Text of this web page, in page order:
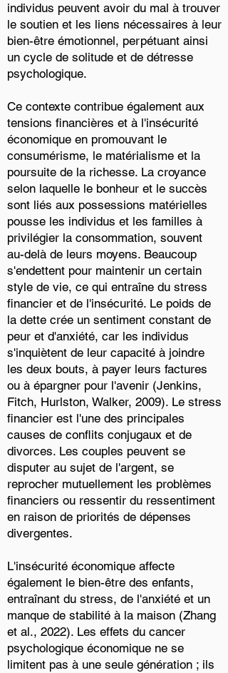
individus peuvent avoir du mal à trouver
le soutien et les liens nécessaires à leur
bien-être émotionnel, perpétuant ainsi
un cycle de solitude et de détresse
psychologique.
Ce contexte contribue également aux
tensions financières et à l'insécurité
économique en promouvant le
consumérisme, le matérialisme et la
poursuite de la richesse. La croyance
selon laquelle le bonheur et le succès
sont liés aux possessions matérielles
pousse les individus et les familles à
privilégier la consommation, souvent
au-delà de leurs moyens. Beaucoup
s'endettent pour maintenir un certain
style de vie, ce qui entraîne du stress
financier et de l'insécurité. Le poids de
la dette crée un sentiment constant de
peur et d'anxiété, car les individus
s'inquiètent de leur capacité à joindre
les deux bouts, à payer leurs factures
ou à épargner pour l'avenir (Jenkins,
Fitch, Hurlston, Walker, 2009). Le stress
financier est l'une des principales
causes de conflits conjugaux et de
divorces. Les couples peuvent se
disputer au sujet de l'argent, se
reprocher mutuellement les problèmes
financiers ou ressentir du ressentiment
en raison de priorités de dépenses
divergentes.
L'insécurité économique affecte
également le bien-être des enfants,
entraînant du stress, de l'anxiété et un
manque de stabilité à la maison (Zhang
et al., 2022). Les effets du cancer
psychologique économique ne se
limitent pas à une seule génération ; ils